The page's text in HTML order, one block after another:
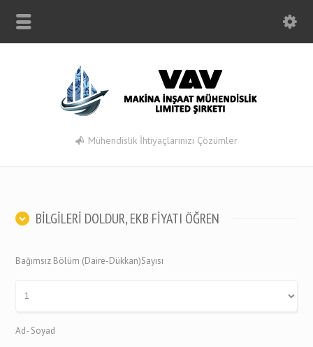
Mühendislik İhtiyaçlarınızı Çözümler
BİLGİLERİ DOLDUR, EKB FİYATI ÖĞREN
Bağımsız Bölüm (Daire-Dükkan)Sayısı
Ad- Soyad